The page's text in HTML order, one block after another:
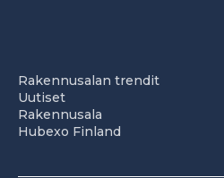
Rakennusalan trendit
Uutiset
Rakennusala
Hubexo Finland